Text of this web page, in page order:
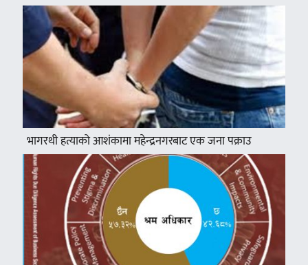
भागरथी हत्याको आशंकामा महेन्द्रनगरबाट एक जना पक्राउ